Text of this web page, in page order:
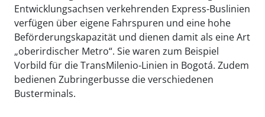
Entwicklungsachsen verkehrenden Express-Buslinien
verfügen über eigene Fahrspuren und eine hohe
Beförderungskapazität und dienen damit als eine Art
„oberirdischer Metro“. Sie waren zum Beispiel
Vorbild für die TransMilenio-Linien in Bogotá. Zudem
bedienen Zubringerbusse die verschiedenen
Busterminals.